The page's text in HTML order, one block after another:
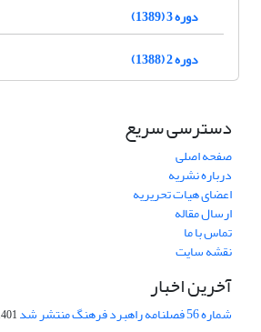
دوره 3 (1389)
دوره 2 (1388)
دسترسی سریع
صفحه اصلی
درباره نشریه
اعضای هیات تحریریه
ارسال مقاله
تماس با ما
نقشه سایت
آخرین اخبار
شماره 56 فصلنامه راهبرد فرهنگ منتشر شد 02-26